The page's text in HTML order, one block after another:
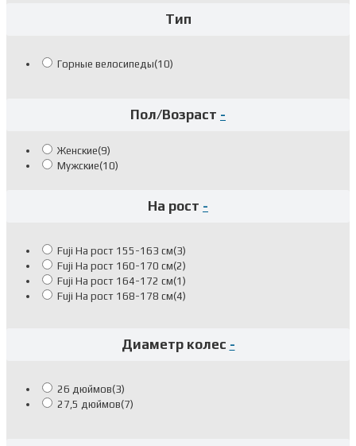
Тип
Горные велосипеды(10)
Пол/Возраст -
Женские(9)
Мужские(10)
На рост -
Fuji На рост 155-163 см(3)
Fuji На рост 160-170 см(2)
Fuji На рост 164-172 см(1)
Fuji На рост 168-178 см(4)
Диаметр колес -
26 дюймов(3)
27,5 дюймов(7)